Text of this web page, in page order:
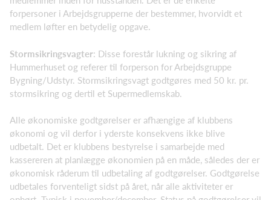
forpersoner i Arbejdsgrupperne der bestemmer, hvorvidt et
medlem løfter en betydelig opgave.
Stormsikringsvagter: Disse forestår lukning og sikring af
Hummerhuset og referer til forperson for Arbejdsgruppe
Bygning/Udstyr. Stormsikringsvagt godtgøres med 50 kr. pr.
stormsikring og dertil et Supermedlemskab.
Alle økonomiske godtgørelser er afhængige af klubbens
økonomi og vil derfor i yderste konsekvens ikke blive
udbetalt. Det er klubbens bestyrelse i samarbejde med
kassereren at planlægge økonomien på en måde, således der er
økonomisk råderum til udbetaling af godtgørelser. Godtgørelse
udbetales forventeligt sidst på året, når alle aktiviteter er